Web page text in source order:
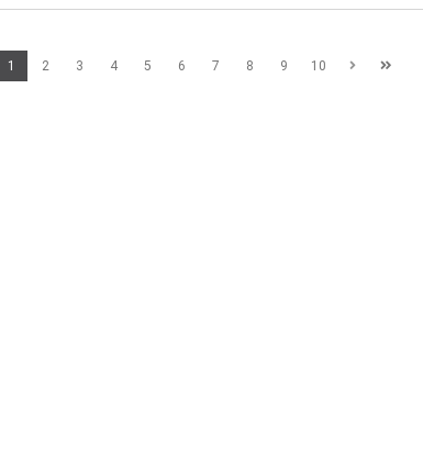
1 2 3 4 5 6 7 8 9 10